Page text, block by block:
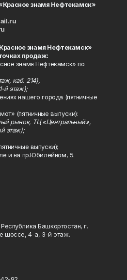
знамя Нефтекамск»
знамя Нефтекамск»
продаж:
знамя Нефтекамск» по
каб. 214),
й этаж);
нашего города (пятничные
(пятничные выпуски):
рынок, ТЦ «Центральный»,
этаж);
выпуски);
и на пр.Юбилейном, 5.
Башкортостан, г.
шоссе, 4-а, 3-й этаж.